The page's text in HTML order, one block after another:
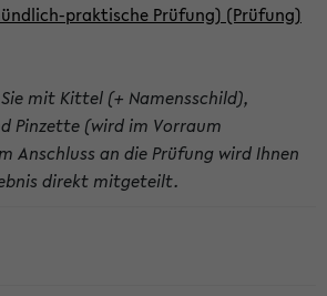
praktische Prüfung) (Prüfung)
mit Kittel (+ Namensschild),
Pinzette (wird im Vorraum
Anschluss an die Prüfung wird Ihnen
direkt mitgeteilt.